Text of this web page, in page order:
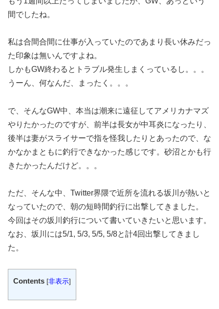
間でしたね。
私は合間合間に仕事が入っていたのであまり長い休みだっ
た印象は無いんですよね。
しかもGW終わるとトラブル発生しまくっているし。。。
うーん、何なんだ、まったく。。。
で、そんなGW中、本当は潮来に遠征してアメリカナマズ
やりたかったのですが、前半は長女が中耳炎になったり、
後半は妻がスライサーで指を怪我したりとあったので、な
かなかまともに釣行できなかった感じです。砂沼とかも行
きたかったんだけど。。。
ただ、そんな中、Twitter界隈で近所を流れる坂川が熱いと
なっていたので、朝の短時間釣行に出撃してきました。
今回はその坂川釣行について書いていきたいと思います。
なお、坂川には5/1, 5/3, 5/5, 5/8と計4回出撃してきまし
た。
Contents [非表示]